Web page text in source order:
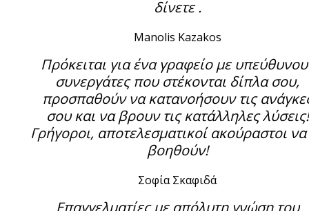
δίνετε .
Manolis Kazakos
Πρόκειται για ένα γραφείο με
συνεργάτες που στέκονται δίπλα σου,
προσπαθούν να κατανοήσουν τις
σου και να βρουν τις κατάλληλες λύσεις!
Γρήγοροι, αποτελεσματικοί ακούραστοι
βοηθούν!
Σοφία Σκαφιδά
Επαγγελματίες με απόλυτη γνώση του